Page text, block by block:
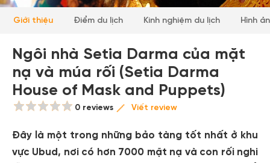
Giới thiệu Điểm du lịch Kinh nghiệm du lịch Hình
Ngôi nhà Setia Darma của mặt
nạ và múa rối (Setia Darma
House of Mask and Puppets)
0 reviews Viết review
Đây là một trong những bảo tàng tốt nhất ở khu
vực Ubud, nơi có hơn 7000 mặt nạ và con rối nghi